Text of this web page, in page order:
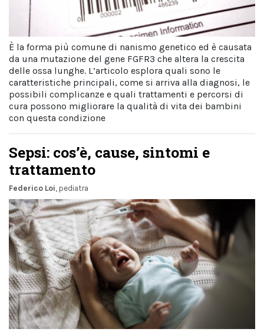
È la forma più comune di nanismo genetico ed è causata
da una mutazione del gene FGFR3 che altera la crescita
delle ossa lunghe. L’articolo esplora quali sono le
caratteristiche principali, come si arriva alla diagnosi, le
possibili complicanze e quali trattamenti e percorsi di
cura possono migliorare la qualità di vita dei bambini
con questa condizione
Sepsi: cos’è, cause, sintomi e
trattamento
Federico Loi, pediatra